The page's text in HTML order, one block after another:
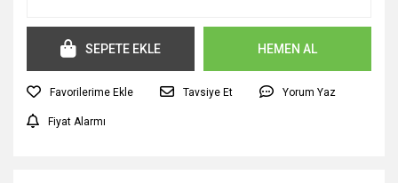
SEPETE EKLE HEMEN AL
Tavsiye Et Yorum Yaz
Fiyat Alarmı